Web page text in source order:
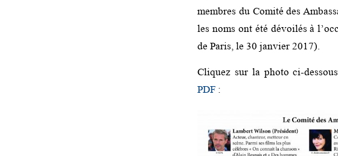
membres du Comité des
les noms ont été dévoilés à
de Paris, le 30 janvier 2017).
Cliquez sur la photo ci-
PDF :